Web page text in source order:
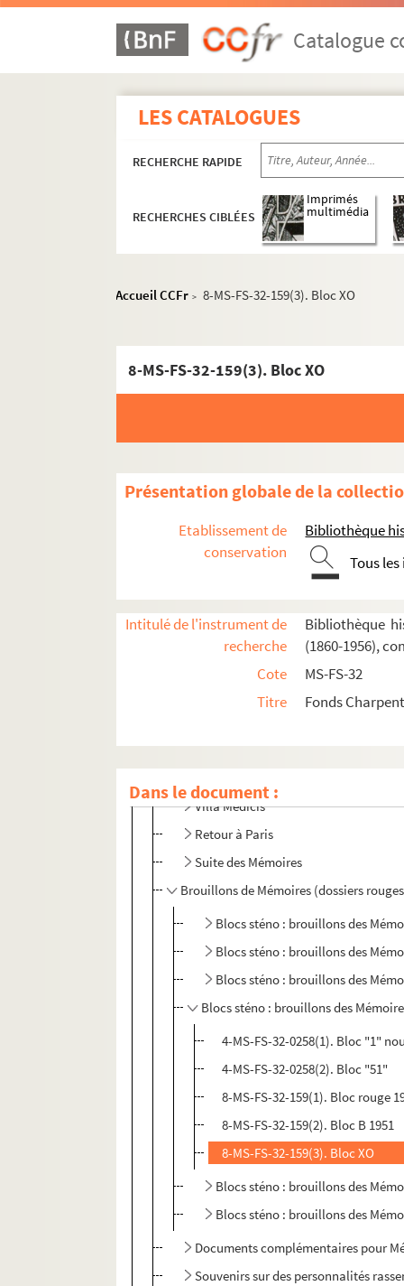
Catalogue
LES CATALOGUES
RECHERCHE RAPIDE
RECHERCHES CIBLÉES
Imprimés
multimédia
Accueil CCFr > 8-MS-FS-32-159(3). Bloc XO
8-MS-FS-32-159(3). Bloc XO
Présentation globale de la
Etablissement de
conservation
Bibliothèque
Tous
Intitulé de l'instrument de
recherche
Bibliothèque
(1860-1956),
Cote
MS-FS-32
Titre
Fonds
Dans le document :
La vie du poète (1888)
Impressions d'Italie (1889)
Poèmes chantés (1895)
Le couronnement de la Muse (1897)
Louise (1900)
Impression de voyage : Munich (1910)
Début des Mémoires
Villa Médicis
Retour à Paris
Suite des Mémoires
Brouillons de Mémoires (dossiers
Blocs sténo : brouillons des
Blocs sténo : brouillons des
Blocs sténo : brouillons des
Blocs sténo : brouillons des
4-MS-FS-32-0258(1). Bloc "1"
4-MS-FS-32-0258(2). Bloc "51"
8-MS-FS-32-159(1). Bloc rouge
8-MS-FS-32-159(2). Bloc B 1951
8-MS-FS-32-159(3). Bloc XO
Blocs sténo : brouillons des
Blocs sténo : brouillons des
Documents complémentaires pour
Souvenirs sur des personnalités